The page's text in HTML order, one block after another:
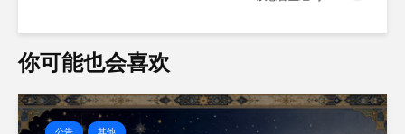
你可能也会喜欢